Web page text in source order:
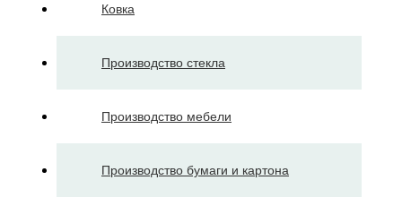
Ковка
Производство стекла
Производство мебели
Производство бумаги и картона